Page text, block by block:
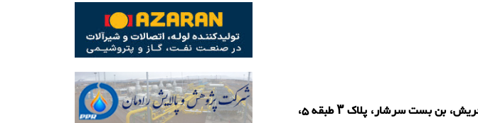
تهران، خیابان ولیعصر، نرسیده به میدان تجریش، بن بست سرشار، پلاک ۳ طبقه ۵،